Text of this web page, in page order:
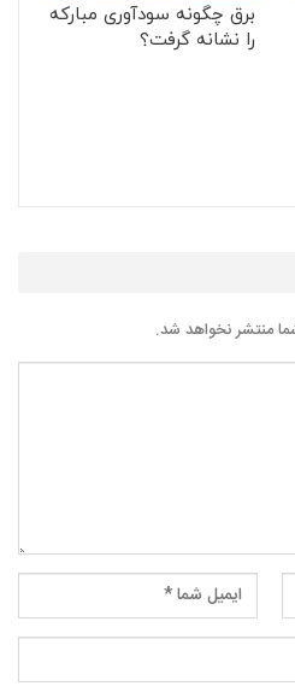
برق چگونه سودآوری مبارکه
را نشانه گرفت؟
منتشر نخواهد شد.